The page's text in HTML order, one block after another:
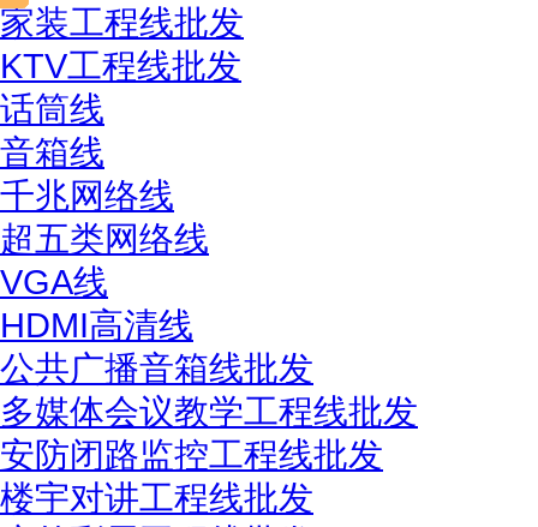
家装工程线批发
KTV工程线批发
话筒线
音箱线
千兆网络线
超五类网络线
VGA线
HDMI高清线
公共广播音箱线批发
多媒体会议教学工程线批发
安防闭路监控工程线批发
楼宇对讲工程线批发